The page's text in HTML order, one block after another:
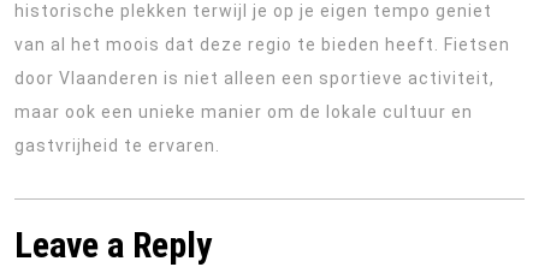
historische plekken terwijl je op je eigen tempo geniet
van al het moois dat deze regio te bieden heeft. Fietsen
door Vlaanderen is niet alleen een sportieve activiteit,
maar ook een unieke manier om de lokale cultuur en
gastvrijheid te ervaren.
Leave a Reply